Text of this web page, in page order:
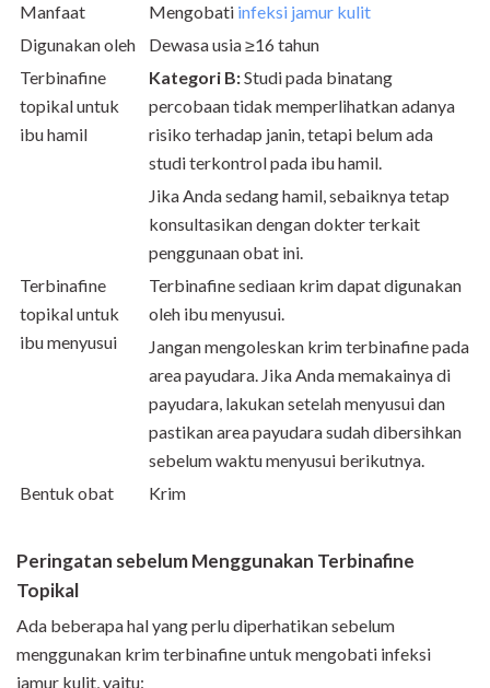
Manfaat
Mengobati infeksi jamur kulit
Digunakan oleh
Dewasa usia ≥16 tahun
Terbinafine
topikal untuk
ibu hamil
Kategori B:Studi pada binatang
percobaan tidak memperlihatkan adanya
risiko terhadap janin, tetapi belum ada
studi terkontrol pada ibu hamil.
Jika Anda sedang hamil, sebaiknya tetap
konsultasikan dengan dokter terkait
penggunaan obat ini.
Terbinafine
topikal untuk
ibu menyusui
Terbinafine sediaan krim dapat digunakan
oleh ibu menyusui.
Jangan mengoleskan krim terbinafine pada
area payudara. Jika Anda memakainya di
payudara, lakukan setelah menyusui dan
pastikan area payudara sudah dibersihkan
sebelum waktu menyusui berikutnya.
Bentuk obat
Krim
Peringatan sebelumMenggunakan Terbinafine
Topikal
Ada beberapa hal yang perlu diperhatikan sebelum
menggunakan krim terbinafine untuk mengobati infeksi
jamur kulit, yaitu: